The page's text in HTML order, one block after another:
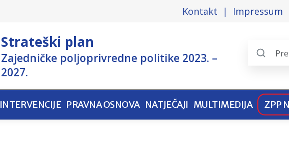
Kontakt Impressum
Strateški plan
Zajedničke poljoprivredne politike 2023. –
2027.
Search
pages
INTERVENCIJE PRAVNA OSNOVA NATJEČAJI MULTIMEDIJA ZPP